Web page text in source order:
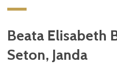
Beata Elisabeth
Seton, Janda